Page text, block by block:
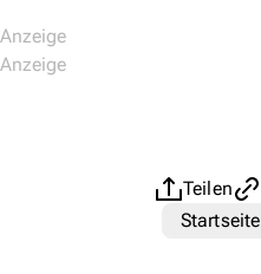
Teilen
Startseite